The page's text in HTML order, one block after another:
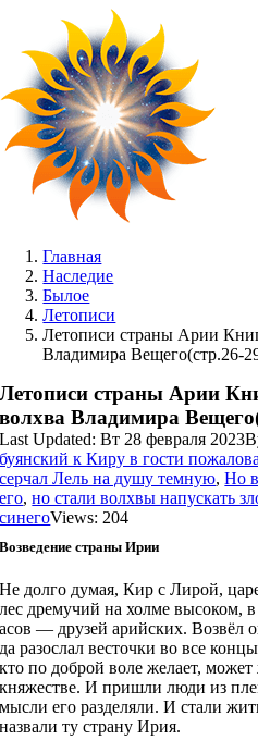
content
Главная
Наследие
Былое
Летописи
Летописи страны Арии
Владимира Вещего(стр.26-
Летописи страны Арии
волхва Владимира
Last Updated: Вт 28 февраля 2023
буянский к Киру в гости
серчал Лель на душу темную,Но
его,но стали волхвы напускать
синегоViews: 204
Возведение страны Ирии
Не долго думая, Кир с Лирой,
лес дремучий на холме высоком, в
асов — друзей арийских. Возвёл
да разослал весточки во все
кто по доброй воле желает,
княжестве. И пришли люди из
мысли его разделяли. И стали
назвали ту страну Ирия.